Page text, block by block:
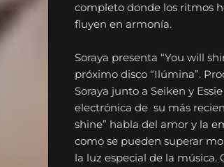
completo donde los ritmos
fluyen en armonía.
Soraya presenta “You will
próximo disco “Ilúmina”.
Soraya junto a Seiken y
electrónica de su más
shine” habla del amor y la
como se pueden superar
la luz especial de la música.